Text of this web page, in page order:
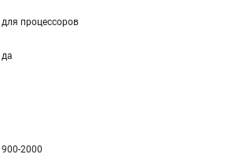
для процессоров
да
900-2000